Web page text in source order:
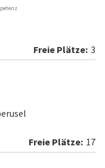
3
17